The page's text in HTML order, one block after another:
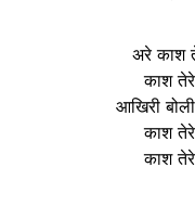
अरे काश
काश
आखिरी
काश
काश